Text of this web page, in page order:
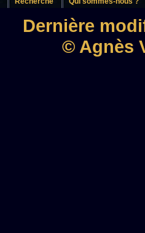
Dernière
© Agnès